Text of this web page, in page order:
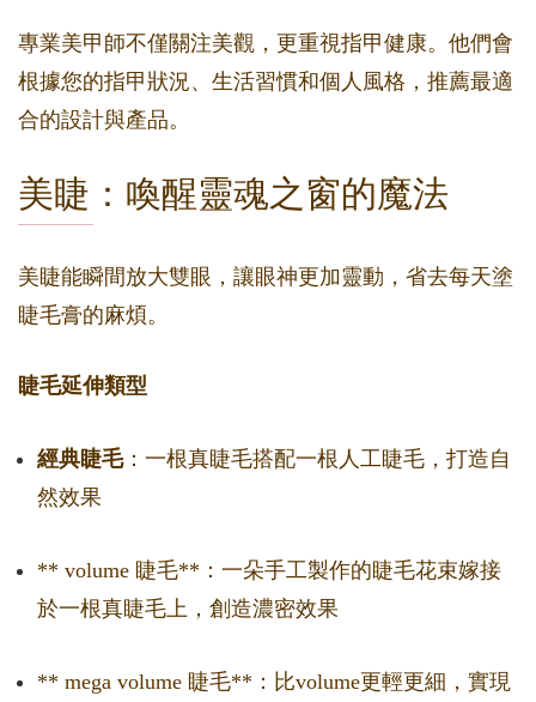
專業美甲師不僅關注美觀，更重視指甲健康。他們會
根據您的指甲狀況、生活習慣和個人風格，推薦最適
合的設計與產品。
美睫：喚醒靈魂之窗的魔法
美睫能瞬間放大雙眼，讓眼神更加靈動，省去每天塗
睫毛膏的麻煩。
睫毛延伸類型
經典睫毛：一根真睫毛搭配一根人工睫毛，打造自
然效果
** volume 睫毛**：一朵手工製作的睫毛花束嫁接
於一根真睫毛上，創造濃密效果
** mega volume 睫毛**：比volume更輕更細，實現